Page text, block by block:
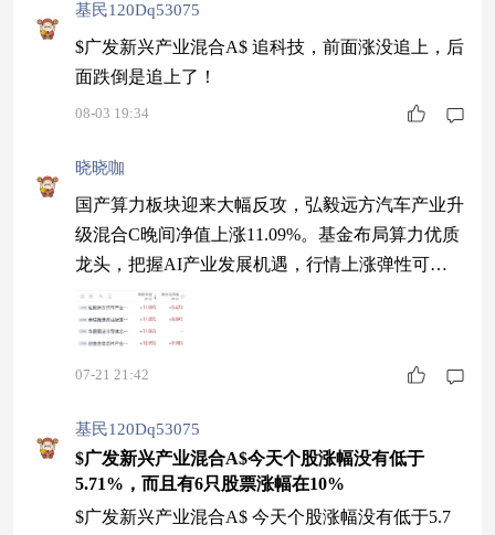
基民120Dq53075
$广发新兴产业混合A$ 追科技，前面涨没追上，后
面跌倒是追上了！
08-03 19:34
晓晓咖
国产算力板块迎来大幅反攻，弘毅远方汽车产业升
级混合C晚间净值上涨11.09%。基金布局算力优质
龙头，把握AI产业发展机遇，行情上涨弹性可
观，中长期发展值得持续关注。 $诺安和鑫混合A$
$广发新兴产业混合A$ $长信改革红利混合$
07-21 21:42
基民120Dq53075
$广发新兴产业混合A$今天个股涨幅没有低于
5.71%，而且有6只股票涨幅在10%
$广发新兴产业混合A$ 今天个股涨幅没有低于5.7